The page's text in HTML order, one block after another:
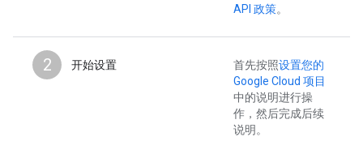
API 政策。
2 开始设置 首先按照设置您的
Google Cloud 项目
中的说明进行操
作，然后完成后续
说明。